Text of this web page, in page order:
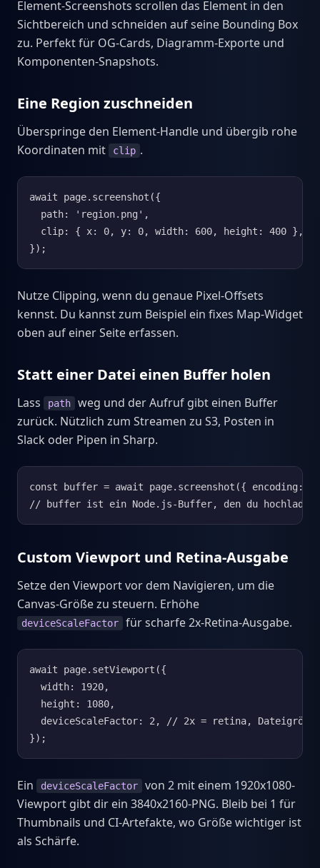
Element-Screenshots scrollen das Element in den
Sichtbereich und schneiden auf seine Bounding Box
zu. Perfekt für OG-Cards, Diagramm-Exporte und
Komponenten-Snapshots.
Eine Region zuschneiden
Überspringe den Element-Handle und übergib rohe
Koordinaten mit
clip .
await page.screenshot({
  path: 'region.png',
  clip: { x: 0, y: 0, width: 600, height: 400 },
});
Nutze Clipping, wenn du genaue Pixel-Offsets
kennst. Du kannst zum Beispiel ein fixes Map-Widget
oben auf einer Seite erfassen.
Statt einer Datei einen Buffer holen
Lass path
weg und der Aufruf gibt einen Buffer
zurück. Nützlich zum Streamen zu S3, Posten in
Slack oder Pipen in Sharp.
const buffer = await page.screenshot({ encoding:
// buffer ist ein Node.js-Buffer, den du hochladen,
Custom Viewport und Retina-Ausgabe
Setze den Viewport vor dem Navigieren, um die
Canvas-Größe zu steuern. Erhöhe
deviceScaleFactor für scharfe 2x-Retina-Ausgabe.
await page.setViewport({
  width: 1920,
  height: 1080,
deviceScaleFactor: 2, // 2x = retina, Dateigröße
});
Ein deviceScaleFactor
von 2 mit einem 1920x1080-
Viewport gibt dir ein 3840x2160-PNG. Bleib bei 1 für
Thumbnails und CI-Artefakte, wo Größe wichtiger ist
als Schärfe.